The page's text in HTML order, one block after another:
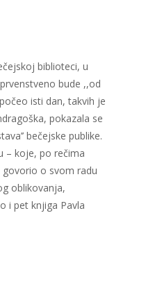
biblioteci, u
bude ,,od
isti dan, takvih je
pokazala se
bečejske publike.
– koje, po rečima
o svom radu
oblikovanja,
i pet knjiga Pavla